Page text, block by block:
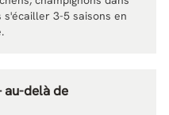
s'écailler 3-5 saisons en
delà de